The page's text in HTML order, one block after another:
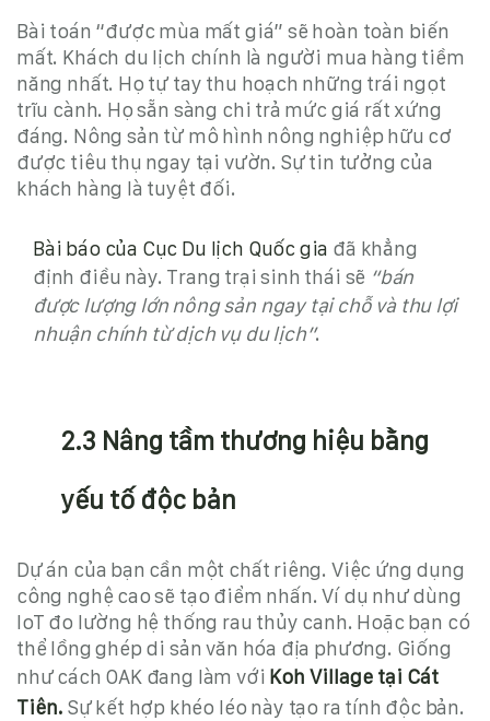
Bài toán “được mùa mất giá” sẽ hoàn toàn biến
mất. Khách du lịch chính là người mua hàng tiềm
năng nhất. Họ tự tay thu hoạch những trái ngọt
trĩu cành. Họ sẵn sàng chi trả mức giá rất xứng
đáng. Nông sản từ mô hình nông nghiệp hữu cơ
được tiêu thụ ngay tại vườn. Sự tin tưởng của
khách hàng là tuyệt đối.
Bài báo của Cục Du lịch Quốc gia đã khẳng
định điều này. Trang trại sinh thái sẽ “bán
được lượng lớn nông sản ngay tại chỗ và thu lợi
nhuận chính từ dịch vụ du lịch”.
2.3 Nâng tầm thương hiệu bằng
yếu tố độc bản
Dự án của bạn cần một chất riêng. Việc ứng dụng
công nghệ cao sẽ tạo điểm nhấn. Ví dụ như dùng
IoT đo lường hệ thống rau thủy canh. Hoặc bạn có
thể lồng ghép di sản văn hóa địa phương. Giống
như cách OAK đang làm với Koh Village tại Cát
Tiên. Sự kết hợp khéo léo này tạo ra tính độc bản.